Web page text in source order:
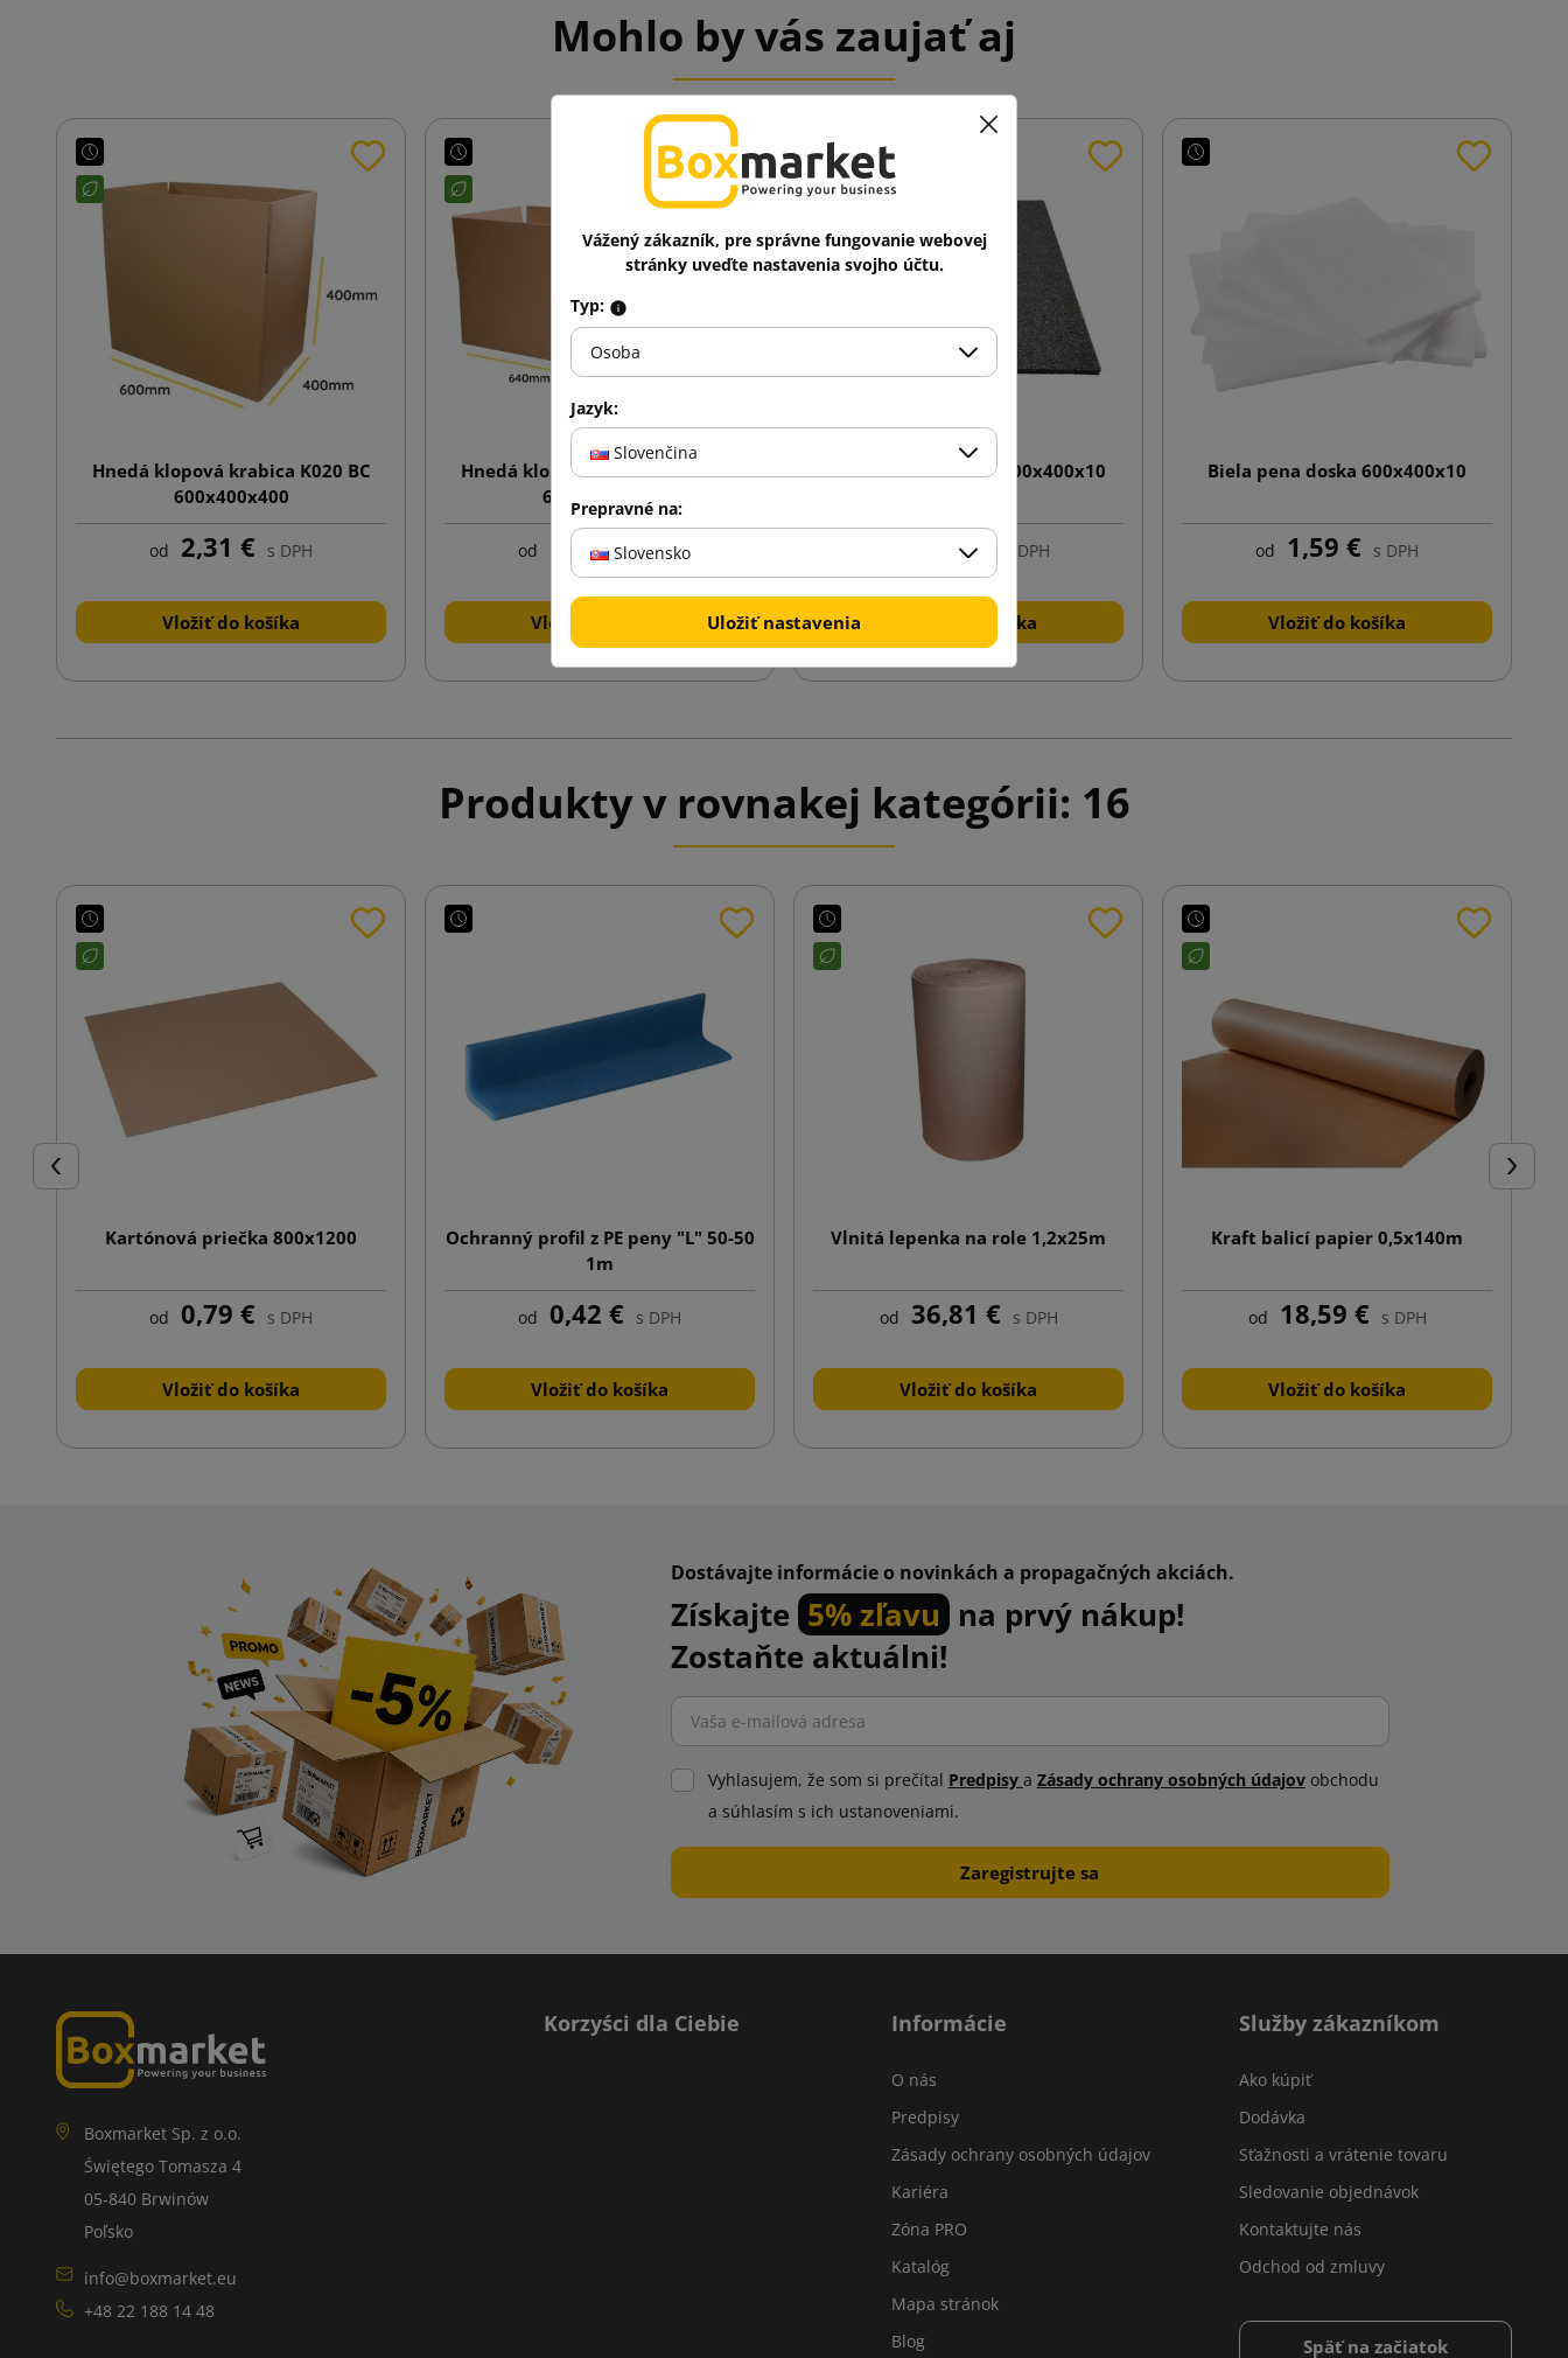
Mohlo by vás zaujať aj
Hnedá klopová krabica K020 BC
600x400x400
od 2,31 € s DPH
Vložiť do košíka
Hnedá klopová krabica K001 BC
640x380x410
od 2,19 € s DPH
Vložiť do košíka
Čierny list PE peny 600x400x10
1,59 € s DPH
Vložiť do košíka
Biela pena doska 600x400x10
od 1,59 € s DPH
Vložiť do košíka
Produkty v rovnakej kategórii: 16
Späť Ďalej
Kartónová priečka 800x1200
od 0,79 € s DPH
Vložiť do košíka
Ochranný profil z PE peny "L" 50-50
1m
od 0,42 € s DPH
Vložiť do košíka
Vlnitá lepenka na role 1,2x25m
od 36,81 € s DPH
Vložiť do košíka
Kraft balicí papier 0,5x140m
od 18,59 € s DPH
Vložiť do košíka
Dostávajte informácie o novinkách a propagačných akciách.
Získajte 5% zľavu na prvý nákup!
Zostaňte aktuálni!
Vyhlasujem, že som si prečítal Predpisy a Zásady ochrany osobných údajovobchodu
a súhlasím s ich ustanoveniami.
Boxmarket Sp. z o.o.
Świętego Tomasza 4
05-840 Brwinów
Poľsko
info@boxmarket.eu
+48 22 188 14 48
Korzyści dla Ciebie Informácie
O nás
Predpisy
Zásady ochrany osobných údajov
Kariéra
Zóna PRO
Katalóg
Mapa stránok
Blog
Služby zákazníkom
Ako kúpiť
Dodávka
Sťažnosti a vrátenie tovaru
Sledovanie objednávok
Kontaktujte nás
Odchod od zmluvy
Späť na začiatok
Vážený zákazník, pre správne fungovanie webovej
stránky uveďte nastavenia svojho účtu.
Typ:
Osoba
Jazyk:
Slovenčina
Prepravné na:
Slovensko
Uložiť nastavenia